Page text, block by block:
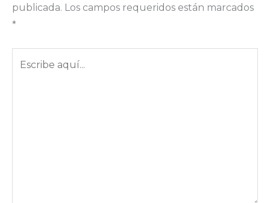
publicada. Los campos requeridos están marcados
*